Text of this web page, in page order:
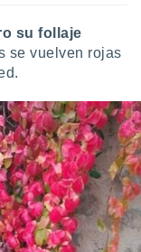
su follaje
se vuelven rojas